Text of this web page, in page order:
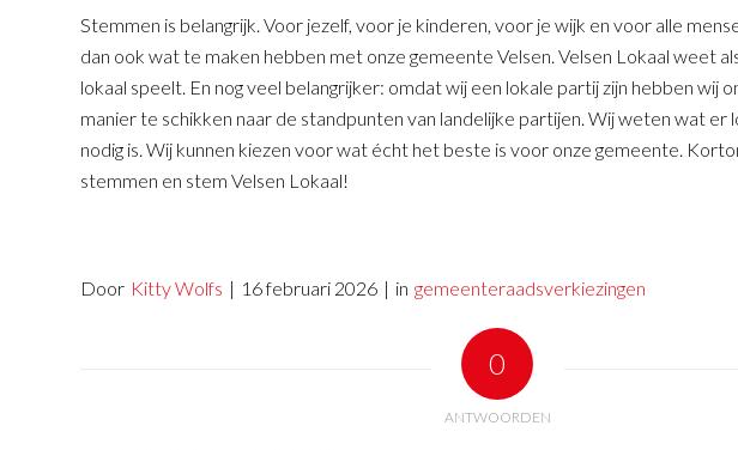
Stemmen is belangrijk. Voor jezelf, voor je kinderen, voor je wijk en voor alle
dan ook wat te maken hebben met onze gemeente Velsen. Velsen Lokaal weet
lokaal speelt. En nog veel belangrijker: omdat wij een lokale partij zijn hebben wij
manier te schikken naar de standpunten van landelijke partijen. Wij weten wat er
nodig is. Wij kunnen kiezen voor wat écht het beste is voor onze gemeente.
stemmen en stem Velsen Lokaal!
Door Kitty Wolfs | 16 februari 2026 | in gemeenteraadsverkiezingen
0
ANTWOORDEN